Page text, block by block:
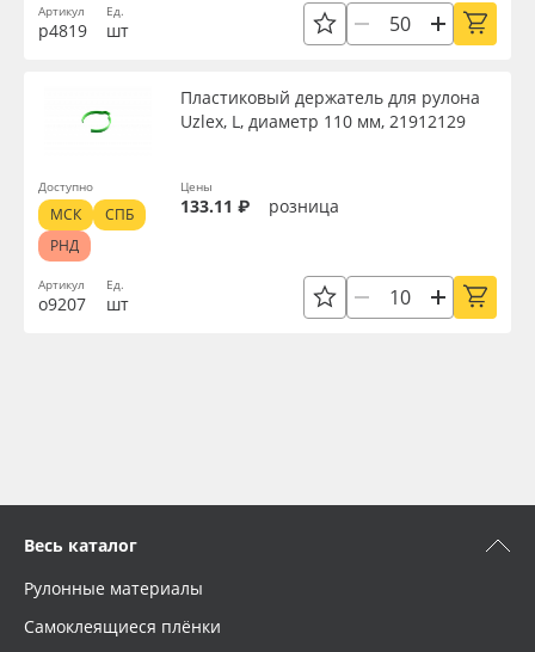
Артикул
р4819
Ед.
шт
Артикул
о9207
Пластиковый держатель для рулона
Uzlex, L, диаметр 110 мм, 21912129
Ед.
шт
Цены
133.11 ₽ розница
Доступно
МСК
СПБ
РНД
Весь каталог
Рулонные материалы
Самоклеящиеся плёнки